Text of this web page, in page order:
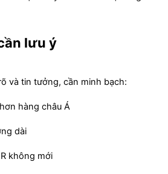
lưu ý
và tin tưởng, cần minh bạch:
hàng châu Á
dài
không mới